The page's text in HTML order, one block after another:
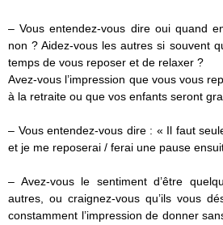
– Vous entendez-vous dire oui quand
non ? Aidez-vous les autres si souvent
temps de vous reposer et de relaxer ?
Avez-vous l’impression que vous vous
à la retraite ou que vos enfants seront
– Vous entendez-vous dire : « Il faut
et je me reposerai / ferai une pause
– Avez-vous le sentiment d’être
autres, ou craignez-vous qu’ils vous
constamment l’impression de donner